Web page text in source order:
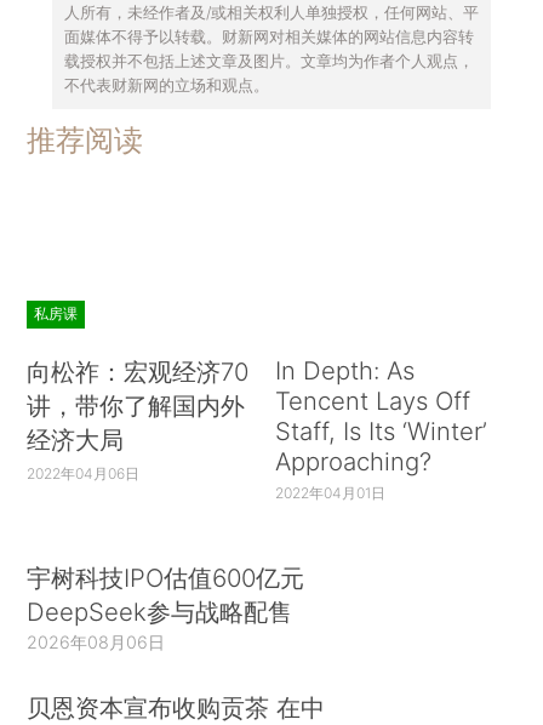
人所有，未经作者及/或相关权利人单独授权，任何网站、平
面媒体不得予以转载。财新网对相关媒体的网站信息内容转
载授权并不包括上述文章及图片。文章均为作者个人观点，
不代表财新网的立场和观点。
推荐阅读
私房课
向松祚：宏观经济70
讲，带你了解国内外
经济大局
2022年04月06日
In Depth: As
Tencent Lays Off
Staff, Is Its ‘Winter’
Approaching?
2022年04月01日
宇树科技IPO估值600亿元
DeepSeek参与战略配售
2026年08月06日
贝恩资本宣布收购贡茶 在中